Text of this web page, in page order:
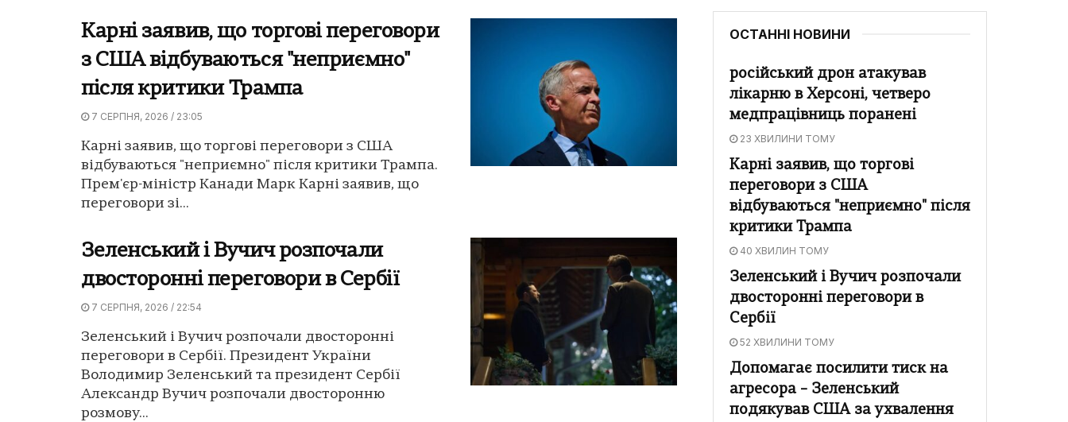
Карні заявив, що торгові переговори
з США відбуваються "неприємно"
після критики Трампа
7 СЕРПНЯ, 2026 / 23:05
Карні заявив, що торгові переговори з США
відбуваються "неприємно" після критики Трампа.
Прем'єр-міністр Канади Марк Карні заявив, що
переговори зі...
Зеленський і Вучич розпочали
двосторонні переговори в Сербії
7 СЕРПНЯ, 2026 / 22:54
Зеленський і Вучич розпочали двосторонні
переговори в Сербії. Президент України
Володимир Зеленський та президент Сербії
Александр Вучич розпочали двосторонню
розмову...
ОСТАННІ НОВИНИ
російський дрон атакував
лікарню в Херсоні, четверо
медпрацівниць поранені
23 ХВИЛИНИ ТОМУ
Карні заявив, що торгові
переговори з США
відбуваються "неприємно" після
критики Трампа
40 ХВИЛИН ТОМУ
Зеленський і Вучич розпочали
двосторонні переговори в
Сербії
52 ХВИЛИНИ ТОМУ
Допомагає посилити тиск на
агресора – Зеленський
подякував США за ухвалення